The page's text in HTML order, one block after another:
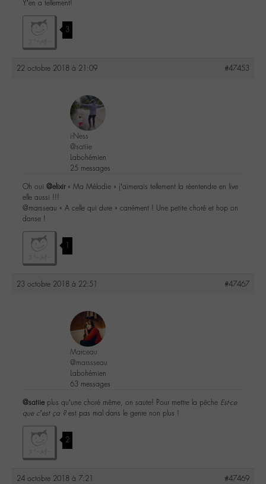
Y’en a tellement!
3
22 octobre 2018 à 21:09 #47453
i-Ness
@satiie
Labohémien
25 messages
Oh oui @elixir« Ma Mélodie » j’aimerais tellement la réentendre en live
elle aussi !!!
@marsseau « A celle qui dure » carrément ! Une petite choré et hop on
danse !
1
23 octobre 2018 à 22:51 #47467
Marceau
@marssseau
Labohémien
63 messages
@satiie plus qu’une choré même, on saute! Pour mettre la pêche Est-ce
que c’est ça ?est pas mal dans le genre non plus !
2
24 octobre 2018 à 7:21 #47469